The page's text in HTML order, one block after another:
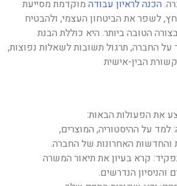
הכנה לראיון עבודה מוקדמת מסייעת
לשפר את הביטחון העצמי, ולהבטיח
הטובה ביותר. היא כוללת הבנת
החברה, תרגול תשובות לשאלות נפוצות,
הבין-אישית
את הפעולות הבאות:
על ההיסטוריה, המוצרים,
והחדשות האחרונות של החברה.
קרא בעיון את תיאור המשרה
והניסיון הנדרשים.